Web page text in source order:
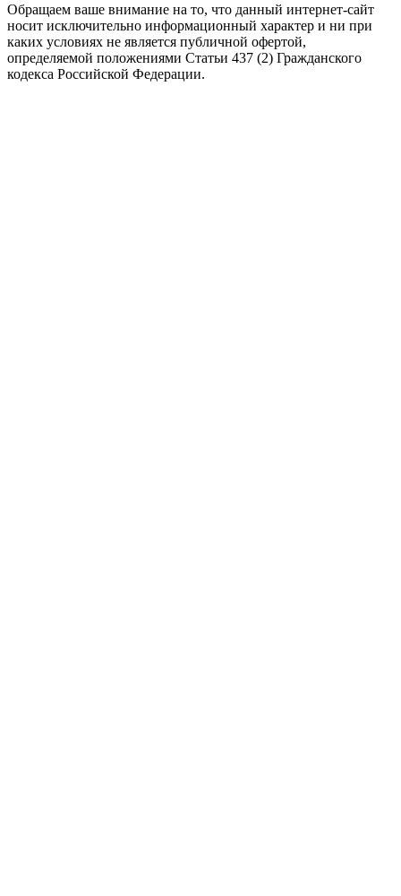
Обращаем ваше внимание на то, что данный интернет-сайт
носит исключительно информационный характер и ни при
каких условиях не является публичной офертой,
определяемой положениями Статьи 437 (2) Гражданского
кодекса Российской Федерации.